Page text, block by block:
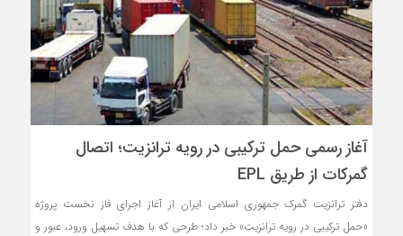
آغاز رسمی حمل ترکیبی در رویه ترانزیت؛ اتصال
گمرکات از طریق EPL
دفتر ترانزیت گمرک جمهوری اسلامی ایران از آغاز اجرای فاز نخست پروژه
«حمل ترکیبی در رویه ترانزیت» خبر داد؛ طرحی که با هدف تسهیل ورود، عبور و